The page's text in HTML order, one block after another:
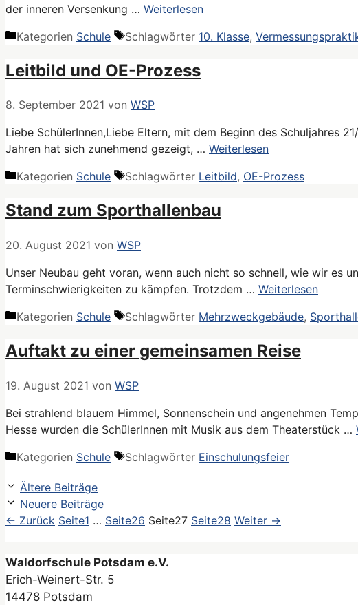
der inneren Versenkung … Weiterlesen
Kategorien Schule Schlagwörter 10. Klasse,
Leitbild und OE-Prozess
8. September 2021 von WSP
Liebe SchülerInnen,Liebe Eltern, mit dem Beginn des Schuljahres
Jahren hat sich zunehmend gezeigt, … Weiterlesen
Kategorien Schule Schlagwörter Leitbild, OE-Prozess
Stand zum Sporthallenbau
20. August 2021 von WSP
Unser Neubau geht voran, wenn auch nicht so schnell, wie wir es
Terminschwierigkeiten zu kämpfen. Trotzdem … Weiterlesen
Kategorien Schule Schlagwörter Mehrzweckgebäude,
Auftakt zu einer gemeinsamen Reise
19. August 2021 von WSP
Bei strahlend blauem Himmel, Sonnenschein und angenehmen
Hesse wurden die SchülerInnen mit Musik aus dem Theaterstück …
Kategorien Schule Schlagwörter Einschulungsfeier
Ältere Beiträge
Neuere Beiträge
← Zurück Seite1 … Seite26 Seite27 Seite28 Weiter →
Waldorfschule Potsdam e.V.
Erich-Weinert-Str. 5
14478 Potsdam